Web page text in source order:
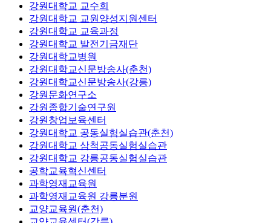
강원대학교 교수회
강원대학교 교원양성지원센터
강원대학교 교육과정
강원대학교 발전기금재단
강원대학교병원
강원대학교신문방송사(춘천)
강원대학교신문방송사(강릉)
강원문화연구소
강원종합기술연구원
강원창업보육센터
강원대학교 공동실험실습관(춘천)
강원대학교 삼척공동실험실습관
강원대학교 강릉공동실험실습관
공학교육혁신센터
과학영재교육원
과학영재교육원 강릉분원
교양교육원(춘천)